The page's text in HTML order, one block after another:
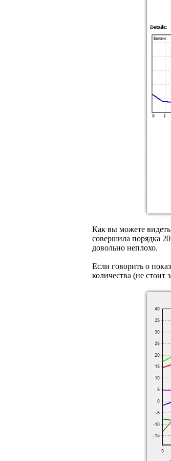
Как вы можете
совершила порядка
довольно неплохо.
Если говорить о
количества (не стоит